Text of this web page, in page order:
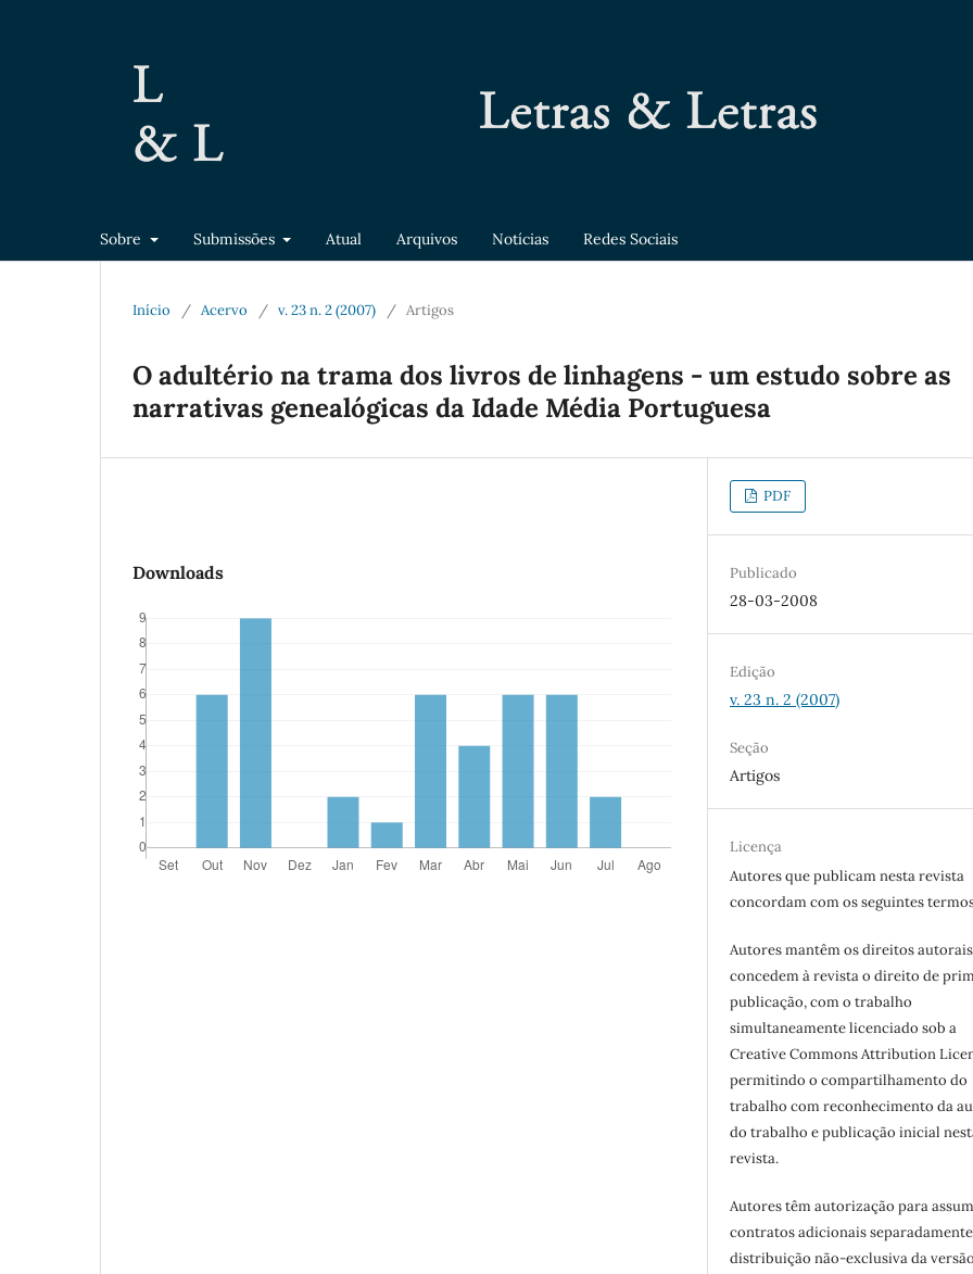
Sobre Submissões Atual Arquivos Notícias Redes Sociais
Início / Acervo / v. 23 n. 2 (2007) / Artigos
O adultério na trama dos livros de linhagens - um estudo sobre as
narrativas genealógicas da Idade Média Portuguesa
Downloads
PDF
Publicado
28-03-2008
Edição
v. 23 n. 2 (2007)
Seção
Artigos
Licença
Autores que publicam nesta revista
concordam com os seguintes
Autores mantêm os direitos
concedem à revista o direito de
publicação, com o trabalho
simultaneamente licenciado sob a
Creative Commons Attribution
permitindo o compartilhamento do
trabalho com reconhecimento da
do trabalho e publicação inicial
revista.
Autores têm autorização para
contratos adicionais
distribuição não-exclusiva da